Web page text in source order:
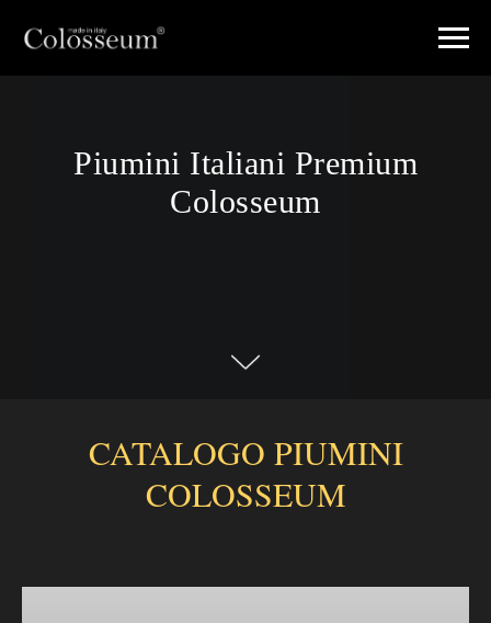
Piumini Italiani Premium
Colosseum
CATALOGO PIUMINI
COLOSSEUM